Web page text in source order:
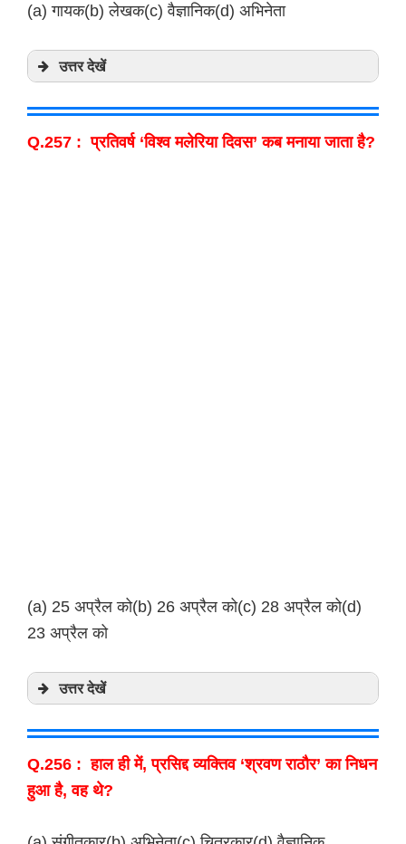
(a) गायक(b) लेखक(c) वैज्ञानिक(d) अभिनेता
उत्तर देखें
Q.257 : प्रतिवर्ष ‘विश्व मलेरिया दिवस’ कब मनाया जाता है?
(a) 25 अप्रैल को(b) 26 अप्रैल को(c) 28 अप्रैल को(d)
23 अप्रैल को
उत्तर देखें
Q.256 : हाल ही में, प्रसिद्द व्यक्तिव ‘श्रवण राठौर’ का निधन
हुआ है, वह थे?